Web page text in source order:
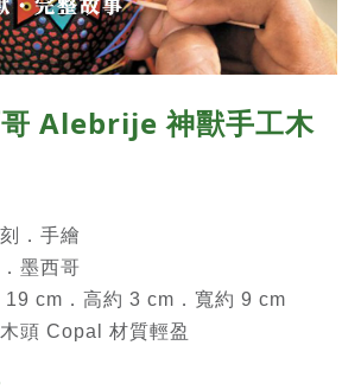
Alebrije 神獸手工木
．手繪
墨西哥
19 cm．高約 3 cm．寬約 9 cm
頭 Copal 材質輕盈